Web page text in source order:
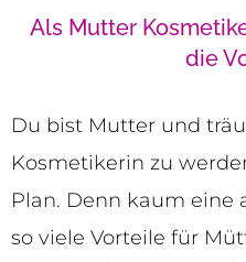
Als Mutter
die
Du bist Mutter und
Kosmetikerin zu
Plan. Denn kaum eine
so viele Vorteile für